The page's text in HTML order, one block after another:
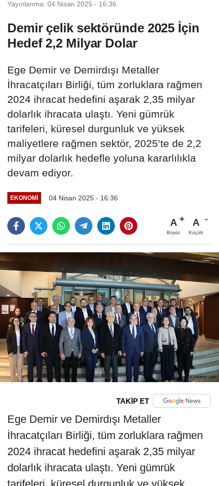
Yayınlanma: 04 Nisan 2025 - 16:36
Demir çelik sektöründe 2025 İçin
Hedef 2,2 Milyar Dolar
Ege Demir ve Demirdışı Metaller
İhracatçıları Birliği, tüm zorluklara rağmen
2024 ihracat hedefini aşarak 2,35 milyar
dolarlık ihracata ulaştı. Yeni gümrük
tarifeleri, küresel durgunluk ve yüksek
maliyetlere rağmen sektör, 2025’te de 2,2
milyar dolarlık hedefle yoluna kararlılıkla
devam ediyor.
EKONOMİ 04 Nisan 2025 - 16:36
A
Büyüt
A
Küçült
TAKİP ET
Ege Demir ve Demirdışı Metaller
İhracatçıları Birliği, tüm zorluklara rağmen
2024 ihracat hedefini aşarak 2,35 milyar
dolarlık ihracata ulaştı. Yeni gümrük